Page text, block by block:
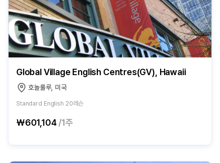
Global Village English Centres(GV), Hawaii
호놀룰루, 미국
Standard English 20레슨
₩601,104 /1주